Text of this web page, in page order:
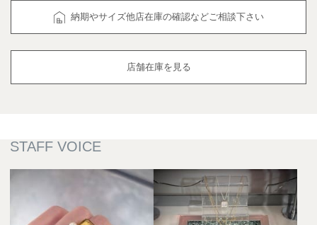
納期やサイズ他店在庫の確認などご相談下さい
店舗在庫を見る